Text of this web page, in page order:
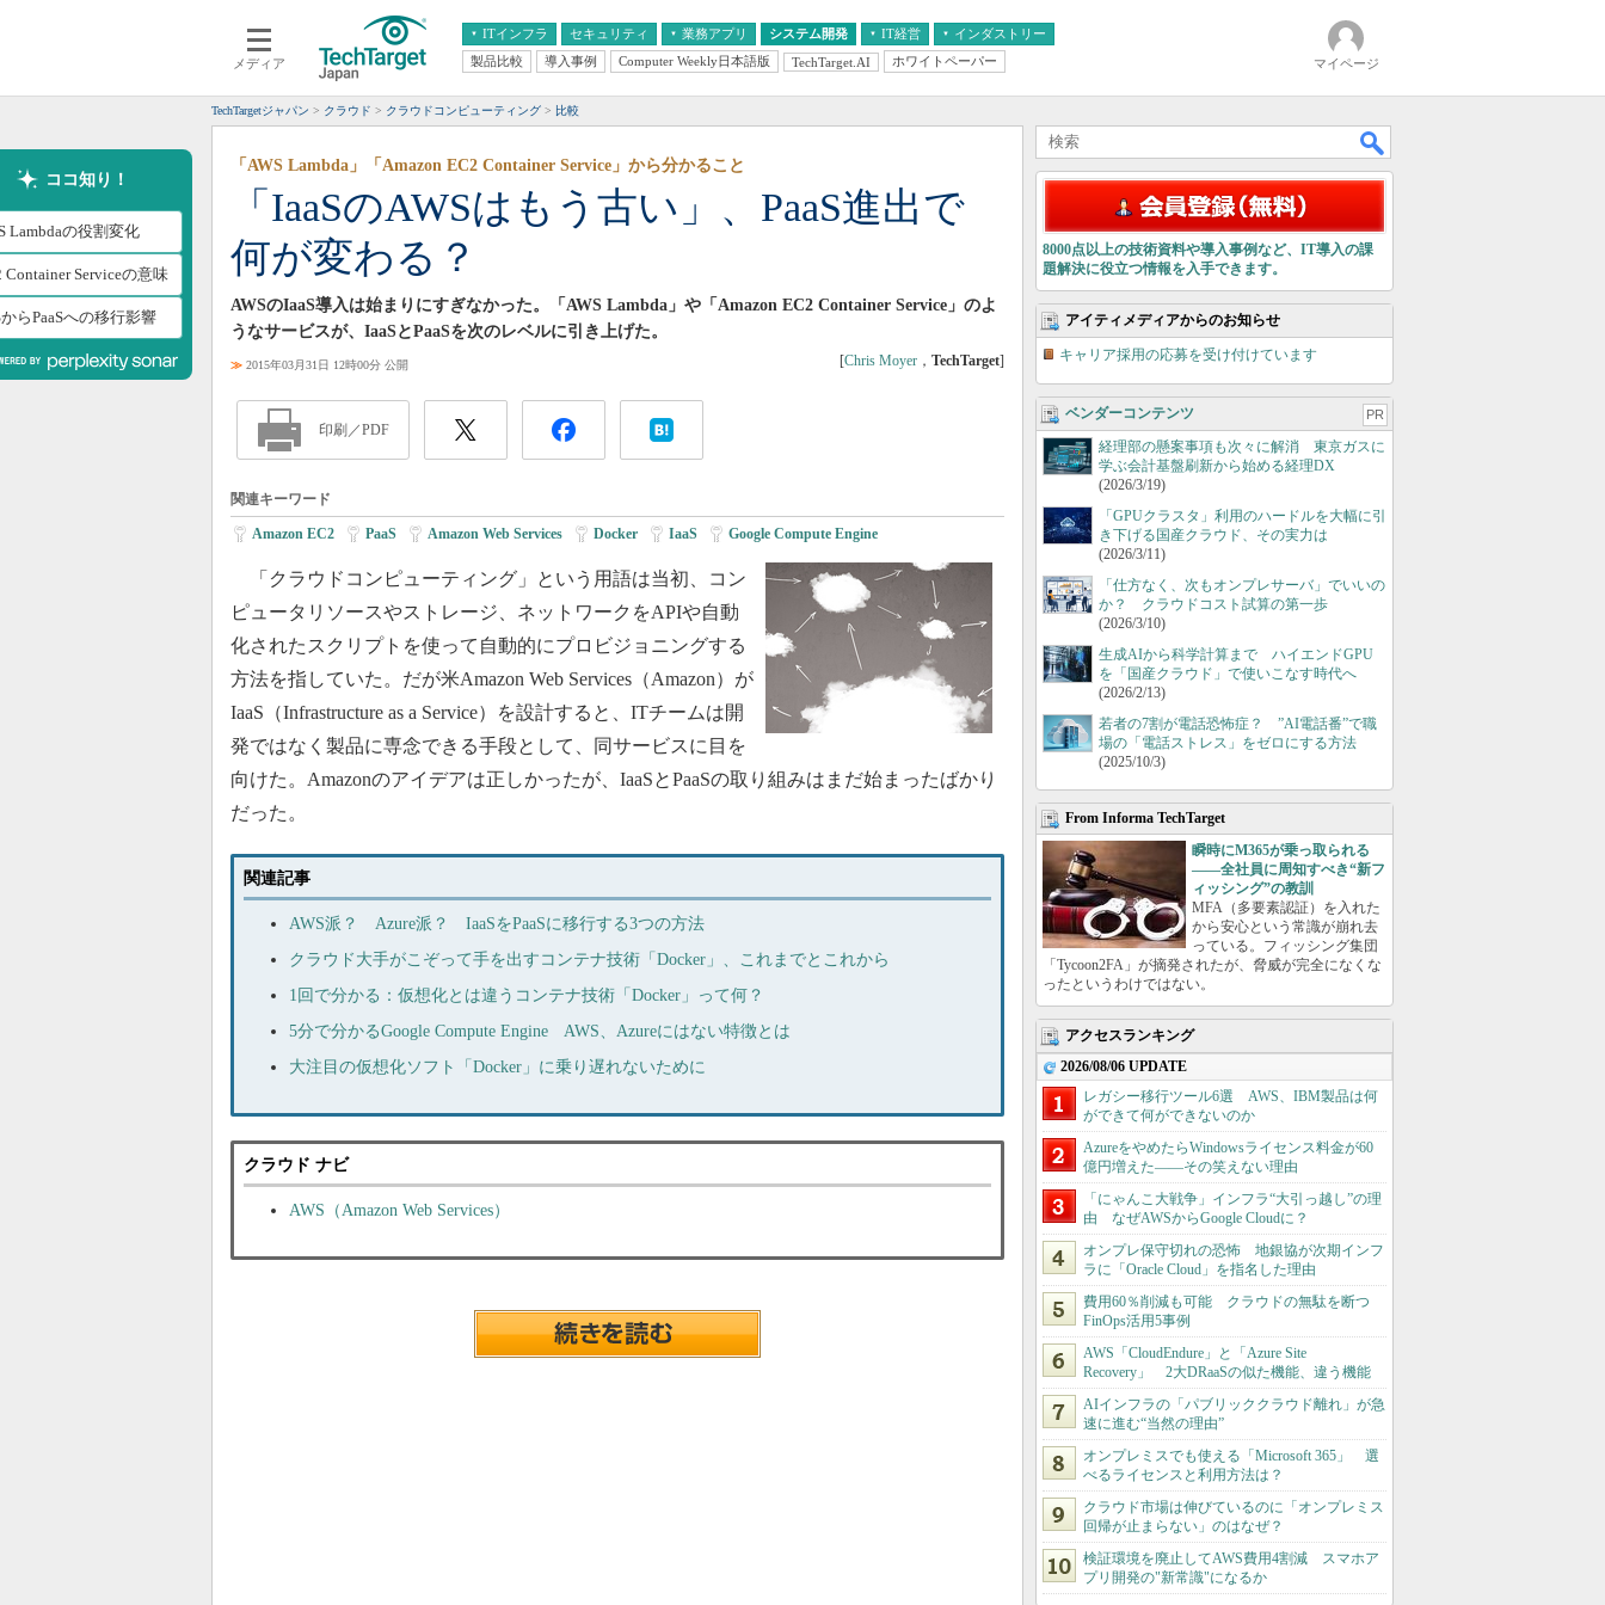
メディア
ITインフラ
クラウド
スマートモバイル
ネットワーク
システム運用管理
セキュリティ 業務アプリ
エンタープライズAI
ERP
CX
情報系システム
システム開発 IT経営
経営とIT
インダストリー
医療IT
製品比較 導入事例 Computer Weekly日本語版 TechTarget.AI ホワイトペーパー マイページ
TechTargetジャパン クラウド クラウドコンピューティング 比較
ココ知り！
Lambdaの役割変化
Container Serviceの意味
からPaaSへの移行影響
「IaaSのAWSはもう古い」、PaaS進出で
何が変わる？
「AWS Lambda」「Amazon EC2 Container Service」から分かること
AWSのIaaS導入は始まりにすぎなかった。「AWS Lambda」や「Amazon EC2 Container Service」のよ
うなサービスが、IaaSとPaaSを次のレベルに引き上げた。
≫ 2015年03月31日 12時00分 公開 [Chris Moyer ， TechTarget]
印刷／PDF
関連キーワード
Amazon EC2 PaaS Amazon Web Services Docker IaaS Google Compute Engine
「クラウドコンピューティング」という用語は当初、コン
ピュータリソースやストレージ、ネットワークをAPIや自動
化されたスクリプトを使って自動的にプロビジョニングする
方法を指していた。だが米Amazon Web Services（Amazon）が
IaaS（Infrastructure as a Service）を設計すると、ITチームは開
発ではなく製品に専念できる手段として、同サービスに目を
向けた。Amazonのアイデアは正しかったが、IaaSとPaaSの取り組みはまだ始まったばかり
だった。
関連記事
AWS派？ Azure派？ IaaSをPaaSに移行する3つの方法
クラウド大手がこぞって手を出すコンテナ技術「Docker」、これまでとこれから
1回で分かる：仮想化とは違うコンテナ技術「Docker」って何？
5分で分かるGoogle Compute Engine AWS、Azureにはない特徴とは
大注目の仮想化ソフト「Docker」に乗り遅れないために
クラウド ナビ
AWS（Amazon Web Services）
8000点以上の技術資料や導入事例など、IT導入の課
題解決に役立つ情報を入手できます。
アイティメディアからのお知らせ
キャリア採用の応募を受け付けています
ベンダーコンテンツ PR
経理部の懸案事項も次々に解消 東京ガスに
学ぶ会計基盤刷新から始める経理DX
(2026/3/19)
「GPUクラスタ」利用のハードルを大幅に引
き下げる国産クラウド、その実力は
(2026/3/11)
「仕方なく、次もオンプレサーバ」でいいの
か？ クラウドコスト試算の第一歩
(2026/3/10)
生成AIから科学計算まで ハイエンドGPU
を「国産クラウド」で使いこなす時代へ
(2026/2/13)
若者の7割が電話恐怖症？ ”AI電話番”で職
場の「電話ストレス」をゼロにする方法
(2025/10/3)
From Informa TechTarget
瞬時にM365が乗っ取られる
――全社員に周知すべき“新フ
ィッシング”の教訓
MFA（多要素認証）を入れた
から安心という常識が崩れ去
っている。フィッシング集団
「Tycoon2FA」が摘発されたが、脅威が完全になくな
ったというわけではない。
アクセスランキング
2026/08/06 UPDATE
レガシー移行ツール6選 AWS、IBM製品は何
ができて何ができないのか
AzureをやめたらWindowsライセンス料金が60
億円増えた――その笑えない理由
「にゃんこ大戦争」インフラ“大引っ越し”の理
由 なぜAWSからGoogle Cloudに？
オンプレ保守切れの恐怖 地銀協が次期インフ
ラに「Oracle Cloud」を指名した理由
費用60％削減も可能 クラウドの無駄を断つ
FinOps活用5事例
AWS「CloudEndure」と「Azure Site
Recovery」 2大DRaaSの似た機能、違う機能
AIインフラの「パブリッククラウド離れ」が急
速に進む“当然の理由”
オンプレミスでも使える「Microsoft 365」 選
べるライセンスと利用方法は？
クラウド市場は伸びているのに「オンプレミス
回帰が止まらない」のはなぜ？
検証環境を廃止してAWS費用4割減 スマホア
プリ開発の"新常識"になるか